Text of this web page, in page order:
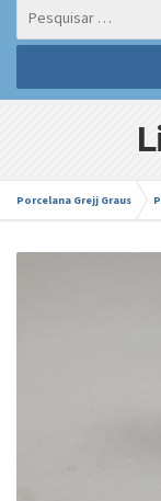
Porcelana Grejj Graus